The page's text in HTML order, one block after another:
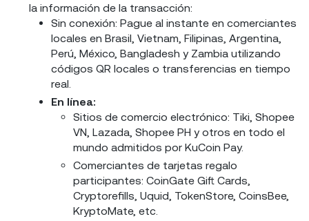
la información de la transacción:
Sin conexión: Pague al instante en comerciantes
locales en Brasil, Vietnam, Filipinas, Argentina,
Perú, México, Bangladesh y Zambia utilizando
códigos QR locales o transferencias en tiempo
real.
En línea:
Sitios de comercio electrónico: Tiki, Shopee
VN, Lazada, Shopee PH y otros en todo el
mundo admitidos por KuCoin Pay.
Comerciantes de tarjetas regalo
participantes: CoinGate Gift Cards,
Cryptorefills, Uquid, TokenStore, CoinsBee,
KryptoMate, etc.